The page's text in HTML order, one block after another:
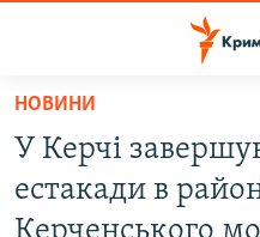
Перейти
основного
матеріалу
Перейти
ВОДА.КРИМ
ВІДЕО ТА ФОТО
НОВИНИ
У Керчі
естакади в